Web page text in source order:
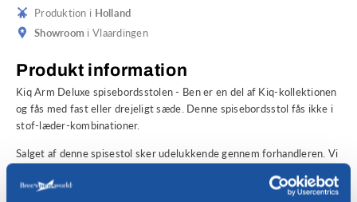
Produktion i Holland
Showroom i Vlaardingen
Produkt information
Kiq Arm Deluxe spisebordsstolen - Ben er en del af Kiq-kollektionen
og fås med fast eller drejeligt sæde. Denne spisebordsstol fås ikke i
stof-læder-kombinationer.
Salget af denne spisestol sker udelukkende gennem forhandleren. Vi
område. Udfyld venligst nedenfor
i. Du kan også